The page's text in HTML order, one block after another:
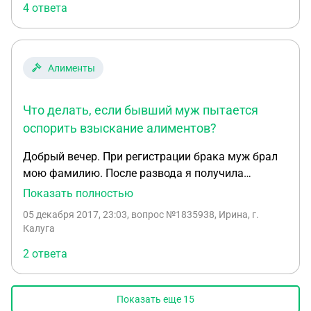
4 ответа
Алименты
Что делать, если бывший муж пытается
оспорить взыскание алиментов?
Добрый вечер. При регистрации брака муж брал
мою фамилию. После развода я получила
судебный приказ о взыскании алиментов и
7 лет уклонялся от уплаты алиментов, ему даже
приостанавливала исполнительное производство
(забирала судебный приказ у приставов) в связи
с устной договоренностью об уплате алиментов.
Пару раз получила помощь, потом началась 5-
Показать полностью
05 декабря 2017, 23:03, вопрос №1835938, Ирина, г.
Калуга
2 ответа
Показать еще 15